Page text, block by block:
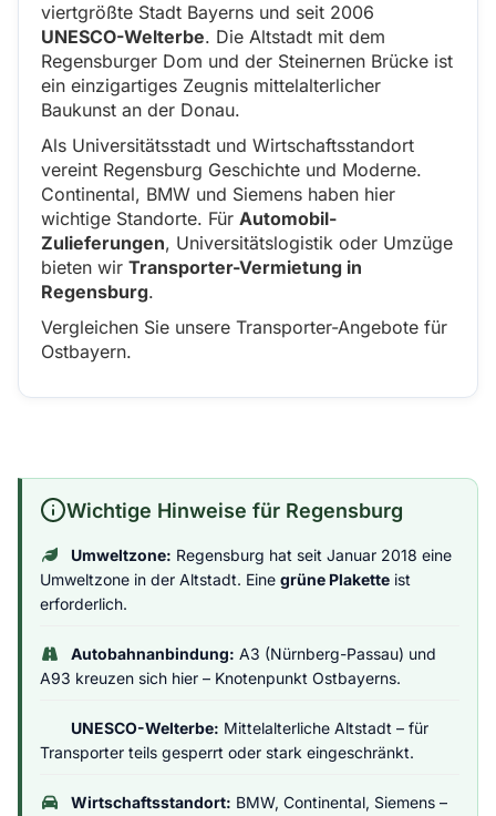
viertgrößte Stadt Bayerns und seit 2006
UNESCO-Welterbe. Die Altstadt mit dem
Regensburger Dom und der Steinernen Brücke ist
ein einzigartiges Zeugnis mittelalterlicher
Baukunst an der Donau.
Als Universitätsstadt und Wirtschaftsstandort
vereint Regensburg Geschichte und Moderne.
Continental, BMW und Siemens haben hier
wichtige Standorte. Für Automobil-
Zulieferungen, Universitätslogistik oder Umzüge
bieten wir Transporter-Vermietung in
Regensburg.
Vergleichen Sie unsere Transporter-Angebote für
Ostbayern.
Wichtige Hinweise für Regensburg
Umweltzone: Regensburg hat seit Januar 2018 eine
Umweltzone in der Altstadt. Eine grüne Plakette ist
erforderlich.
Autobahnanbindung: A3 (Nürnberg-Passau) und
A93 kreuzen sich hier – Knotenpunkt Ostbayerns.
UNESCO-Welterbe: Mittelalterliche Altstadt – für
Transporter teils gesperrt oder stark eingeschränkt.
Wirtschaftsstandort: BMW, Continental, Siemens –